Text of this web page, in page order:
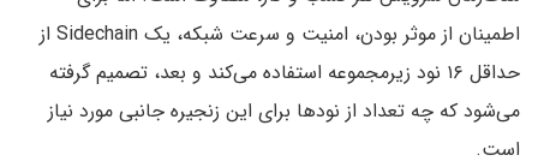
اطمینان از موثر بودن، امنیت و سرعت شبکه، یک Sidechain از
حداقل ۱۶ نود زیرمجموعه استفاده می‌کند و بعد، تصمیم گرفته
می‌شود که چه تعداد از نودها برای این زنجیره جانبی مورد نیاز
است.